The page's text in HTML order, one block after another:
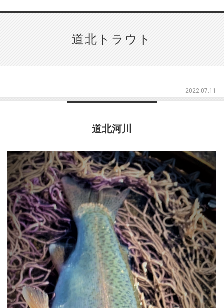
道北トラウト
2022.07.11
道北河川